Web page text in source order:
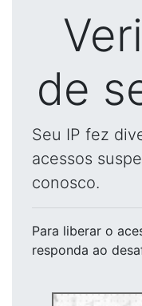
de
Seu IP fez
acessos
conosco.
Para liberar o
responda ao